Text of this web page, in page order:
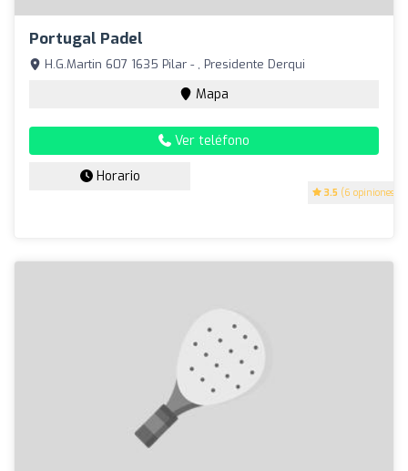
Portugal Padel
3.5 (6 opiniones)
H.G.Martin 607 1635 Pilar - , Presidente Derqui
Mapa
Ver teléfono
Horario